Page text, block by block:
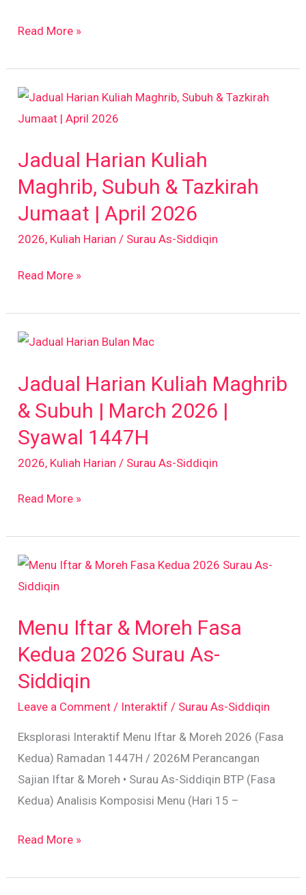
Read More »
Jadual Harian Kuliah
Maghrib, Subuh & Tazkirah
Jumaat | April 2026
2026, Kuliah Harian / Surau As-Siddiqin
Jadual
Harian
Maghrib,
Subuh
Tazkirah
Jumaat
Read More »
Jadual Harian Kuliah Maghrib
& Subuh | March 2026 |
Syawal 1447H
2026, Kuliah Harian / Surau As-Siddiqin
Jadual
Kuliah
Maghrib
Subuh
|
Syawal
Read More »
Menu Iftar & Moreh Fasa
Kedua 2026 Surau As-
Siddiqin
Leave a Comment / Interaktif / Surau As-Siddiqin
Eksplorasi Interaktif Menu Iftar & Moreh 2026 (Fasa
Kedua) Ramadan 1447H / 2026M Perancangan
Sajian Iftar & Moreh • Surau As-Siddiqin BTP (Fasa
Kedua) Analisis Komposisi Menu (Hari 15 –
Menu
Iftar
Moreh
Fasa
Kedua
2026
Surau
As-
Siddiqin
Read More »